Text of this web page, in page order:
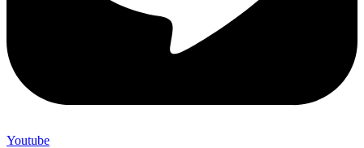
Youtube